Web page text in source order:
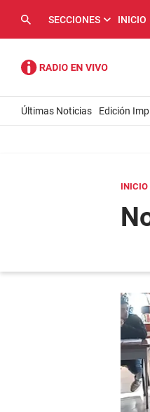
SECCIONES INICIO
Últimas Noticias Edición
INICIO